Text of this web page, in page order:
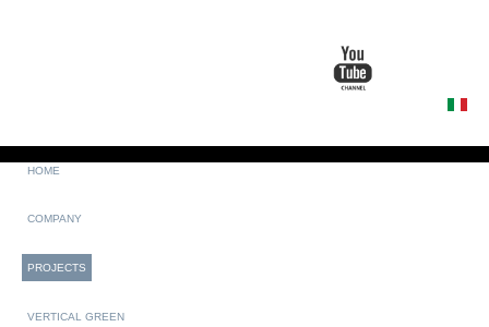
HOME
COMPANY
PROJECTS
VERTICAL GREEN